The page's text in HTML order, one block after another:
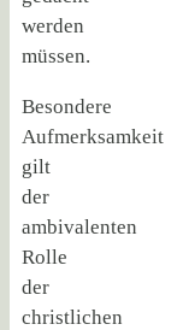
werden
müssen.
Besondere
Aufmerksamkeit
gilt
der
ambivalenten
Rolle
der
christlichen